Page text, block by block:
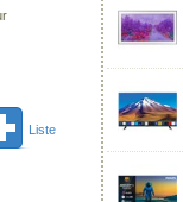
Liste